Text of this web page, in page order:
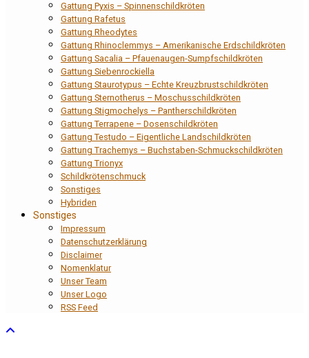
Gattung Pyxis – Spinnenschildkröten
Gattung Rafetus
Gattung Rheodytes
Gattung Rhinoclemmys – Amerikanische Erdschildkröten
Gattung Sacalia – Pfauenaugen-Sumpfschildkröten
Gattung Siebenrockiella
Gattung Staurotypus – Echte Kreuzbrustschildkröten
Gattung Sternotherus – Moschusschildkröten
Gattung Stigmochelys – Pantherschildkröten
Gattung Terrapene – Dosenschildkröten
Gattung Testudo – Eigentliche Landschildkröten
Gattung Trachemys – Buchstaben-Schmuckschildkröten
Gattung Trionyx
Schildkrötenschmuck
Sonstiges
Hybriden
Sonstiges
Impressum
Datenschutzerklärung
Disclaimer
Nomenklatur
Unser Team
Unser Logo
RSS Feed